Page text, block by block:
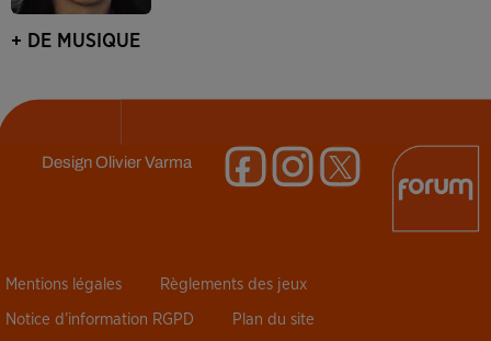
+ DE MUSIQUE
DesignOlivier Varma
Mentions légales Règlements des jeux
Notice d’information RGPD Plan du site